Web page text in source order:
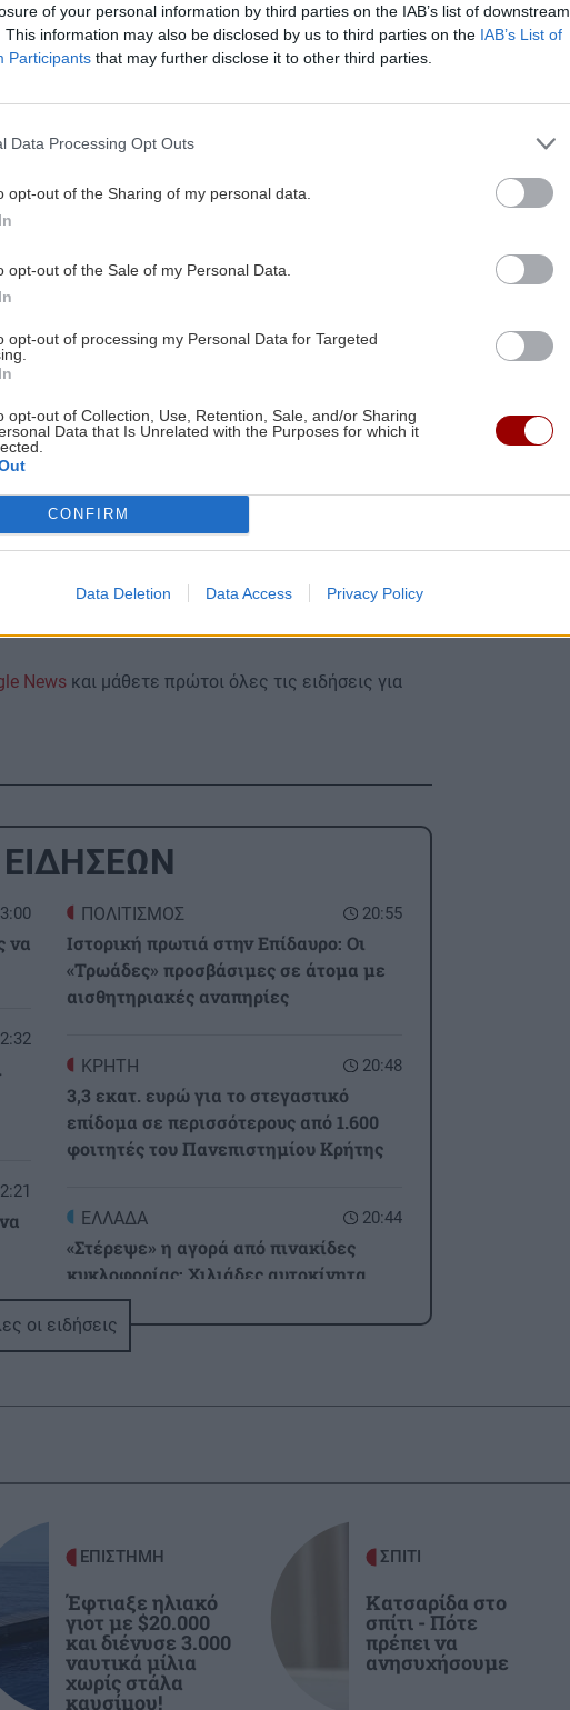
of your personal information by third parties on the IAB’s list of downstream
This information may also be disclosed by us to third parties on the IAB’s List of
Participants that may further disclose it to other third parties.
Data Processing Opt Outs
opt-out of the Sharing of my personal data.
opt-out of the Sale of my Personal Data.
opt-out of processing my Personal Data for Targeted
opt-out of Collection, Use, Retention, Sale, and/or Sharing
Data that Is Unrelated with the Purposes for which it
CONFIRM
Data Deletion Data Access Privacy Policy
όταν ο υποψήφιος βουλευτής
θεατράκι σας» με τον Θάνο Πλεύρη να απαντά
γιατούρια. Να έχετε συστολή. Η γυναίκα μου
τα παιδιά μου. Αυτούς στηρίζετε, μια ζωή
υπουργό Υγείας ότι«καταλαβαίνω ότι έχετε
του απάντησε
ήσουν, κατέβηκες για δήμαρχος και σε συνέτριψε
να μου μιλήσεις».
να κάνεις παιχνίδι, είσαι αστείος» και τον Θάνο
να πω αστείο, αρκεί να σας αφήνω να
ο καταυλισμός Ρομά στην Χριστομιχάλη
στο σπίτι
8 μηνών κόρη του και τεμάχισε το πτώμα της
News και μάθετε πρώτοι όλες τις ειδήσεις για
να
20:55
ΠΟΛΙΤΙΣΜΟΣ
Ιστορική πρωτιά στην Επίδαυρο: Οι
«Τρωάδες» προσβάσιμες σε άτομα με
αισθητηριακές αναπηρίες
20:48
ΚΡΗΤΗ
3,3 εκατ. ευρώ για το στεγαστικό
επίδομα σε περισσότερους από 1.600
φοιτητές του Πανεπιστημίου Κρήτης
20:44
ΕΛΛΑΔΑ
«Στέρεψε» η αγορά από πινακίδες
κυκλοφορίας: Χιλιάδες αυτοκίνητα
παραμένουν αταξινόμητα
ανεμογεννητριών
20:33
ΚΟΣΜΟΣ
Η Ισπανία απειλεί με αντίποινα κατά
της Ιταλίας στον απόηχο της επιβολής
των συνοριακών ελέγχων
BUSINESS
οι ειδήσεις
ΕΠΙΣΤΗΜΗ
Έφτιαξε ηλιακό
γιοτ με $20.000
και διένυσε 3.000
ναυτικά μίλια
χωρίς στάλα
καυσίμου!
ΣΠΙΤΙ
Κατσαρίδα στο
σπίτι - Πότε
πρέπει να
ανησυχήσουμε